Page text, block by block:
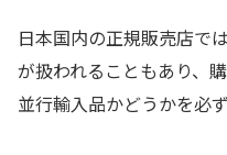
日本国内の正規販売店で
が扱われることもあり、
並行輸入品かどうかを必